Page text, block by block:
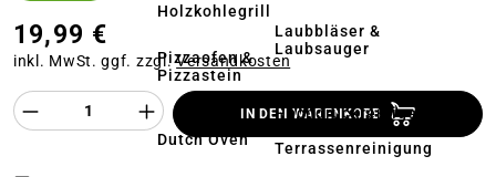
Holzkohlegrill
Pizzaofen &
Pizzastein
Dutch Oven
Laubbläser &
Laubsauger
Hochdruckreiniger
Terrassenreinigung
19,99 €
inkl. MwSt. ggf. zzgl.Versandkosten
Produkt Anzahl des Produktes
IN DEN WARENKORB